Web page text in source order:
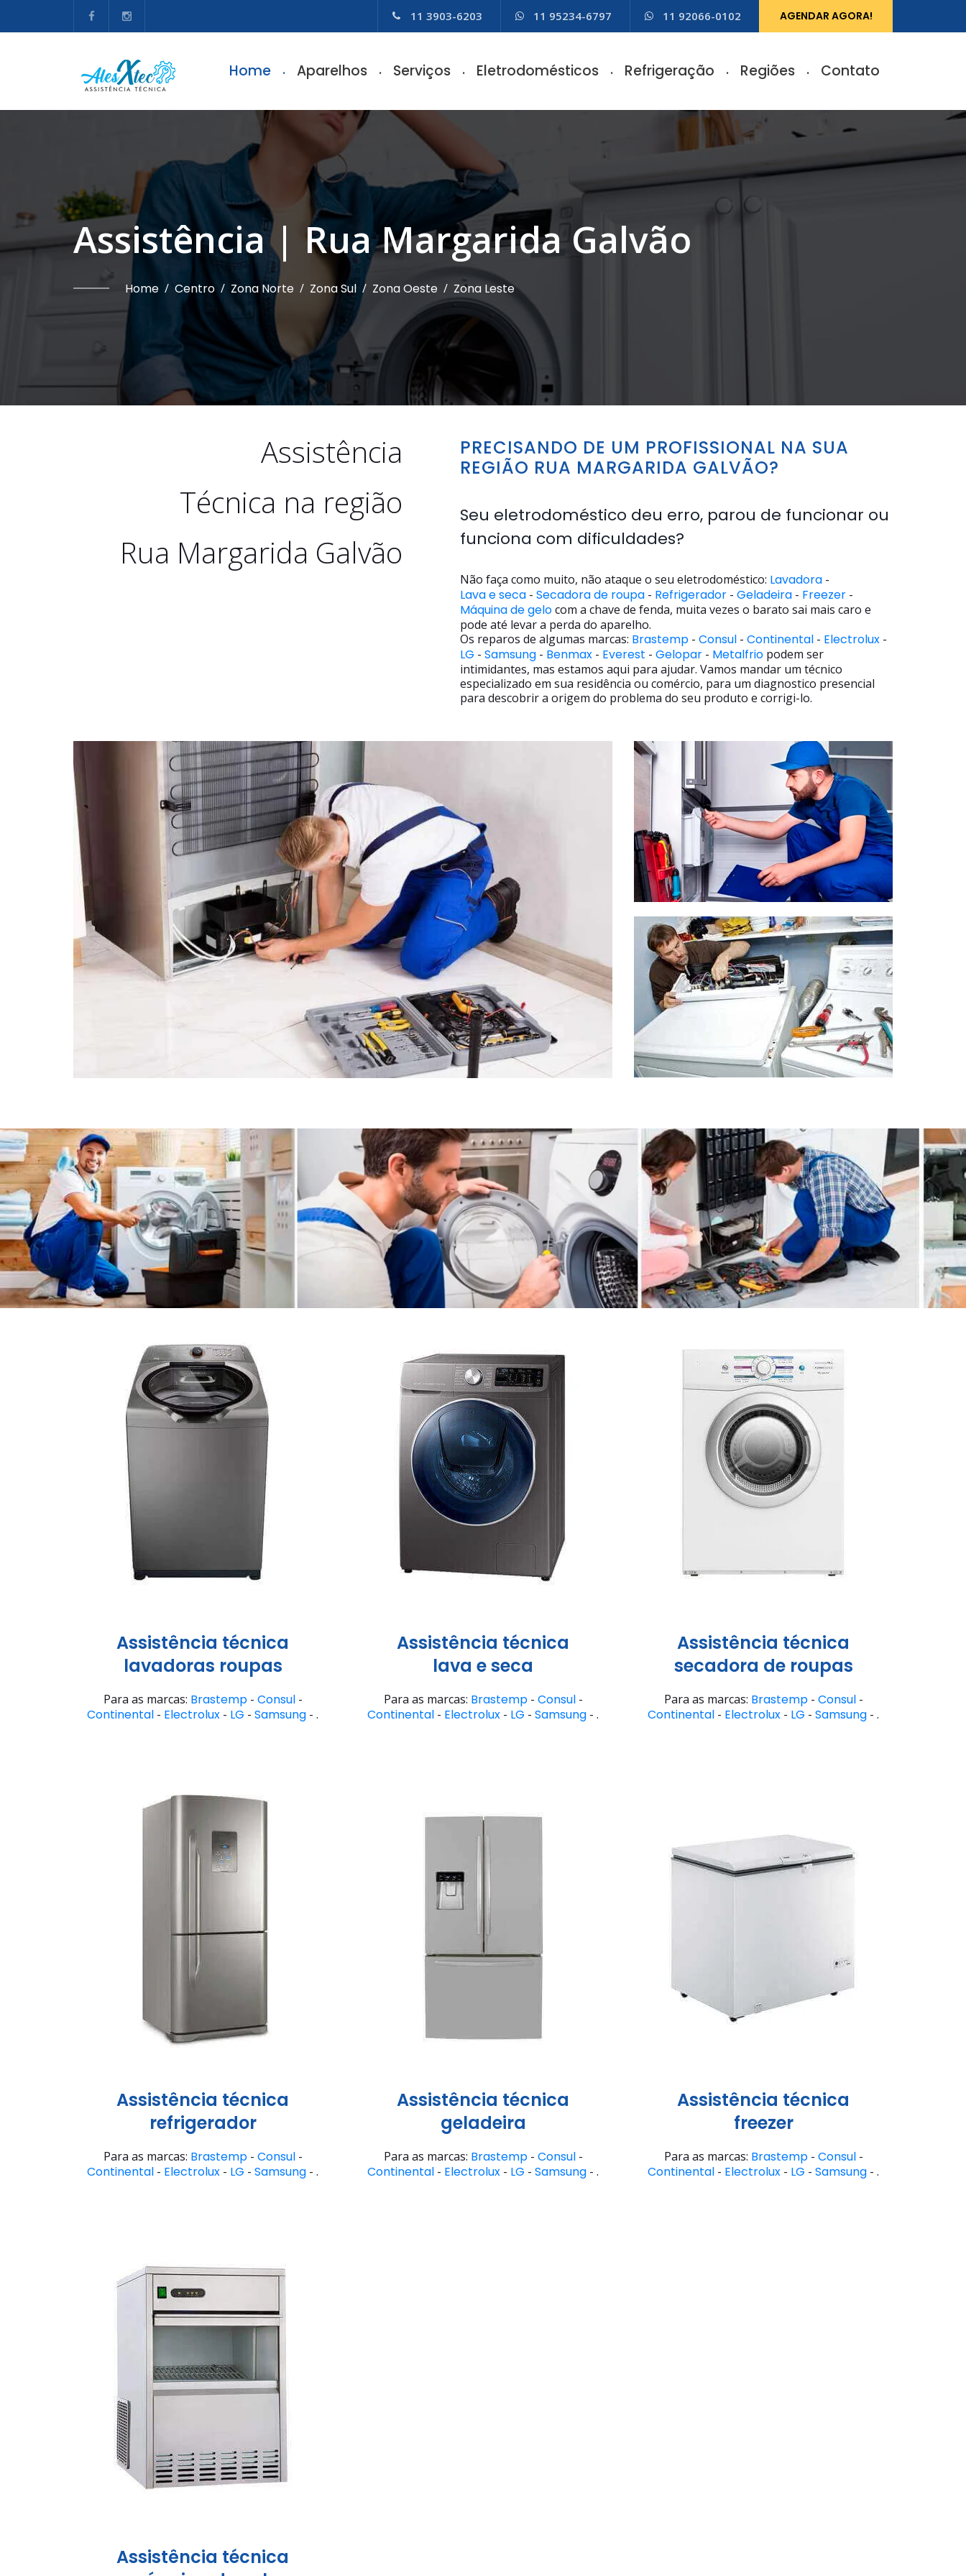
11 3903-6203 11 95234-6797 11 92066-0102 AGENDAR AGORA!
Home Aparelhos Serviços Eletrodomésticos Refrigeração Regiões Contato
Assistência | Rua Margarida Galvão
Home / Centro / Zona Norte / Zona Sul / Zona Oeste / Zona Leste
Assistência
Técnica na região
Rua Margarida Galvão
PRECISANDO DE UM PROFISSIONAL NA SUA
REGIÃO RUA MARGARIDA GALVÃO?
Seu eletrodoméstico deu erro, parou de funcionar ou
funciona com dificuldades?
Não faça como muito, não ataque o seu eletrodoméstico: Lavadora-
Lava e seca- Secadora de roupa- Refrigerador- Geladeira- Freezer-
Máquina de gelocom a chave de fenda, muita vezes o barato sai mais caro e
pode até levar a perda do aparelho.
Os reparos de algumas marcas: Brastemp- Consul- Continental- Electrolux-
LG - Samsung- Benmax- Everest - Gelopar- Metalfriopodem ser
intimidantes, mas estamos aqui para ajudar. Vamos mandar um técnico
especializado em sua residência ou comércio, para um diagnostico presencial
para descobrir a origem do problema do seu produto e corrigi-lo.
Assistência técnica
lavadoras roupas
Para as marcas: Brastemp- Consul-
Continental - Electrolux - LG - Samsung - .
Assistência técnica
lava e seca
Para as marcas: Brastemp- Consul-
Continental - Electrolux - LG - Samsung - .
Assistência técnica
secadora de roupas
Para as marcas: Brastemp- Consul-
Continental - Electrolux - LG - Samsung - .
Assistência técnica
refrigerador
Para as marcas: Brastemp- Consul-
Continental - Electrolux - LG - Samsung - .
Assistência técnica
geladeira
Para as marcas: Brastemp- Consul-
Continental - Electrolux - LG - Samsung - .
Assistência técnica
freezer
Para as marcas: Brastemp- Consul-
Continental - Electrolux - LG - Samsung - .
Assistência técnica